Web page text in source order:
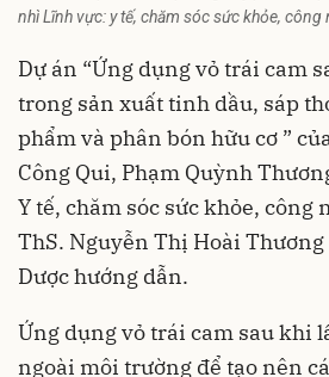
nhì Lĩnh vực: y tế, chăm sóc sức khỏe, công
Dự án “Ứng dụng vỏ trái cam
trong sản xuất tinh dầu, sáp
phẩm và phân bón hữu cơ ”
Công Qui, Phạm Quỳnh
Y tế, chăm sóc sức khỏe, công
ThS. Nguyễn Thị Hoài
Dược hướng dẫn.
Ứng dụng vỏ trái cam sau khi
ngoài môi trường để tạo nên